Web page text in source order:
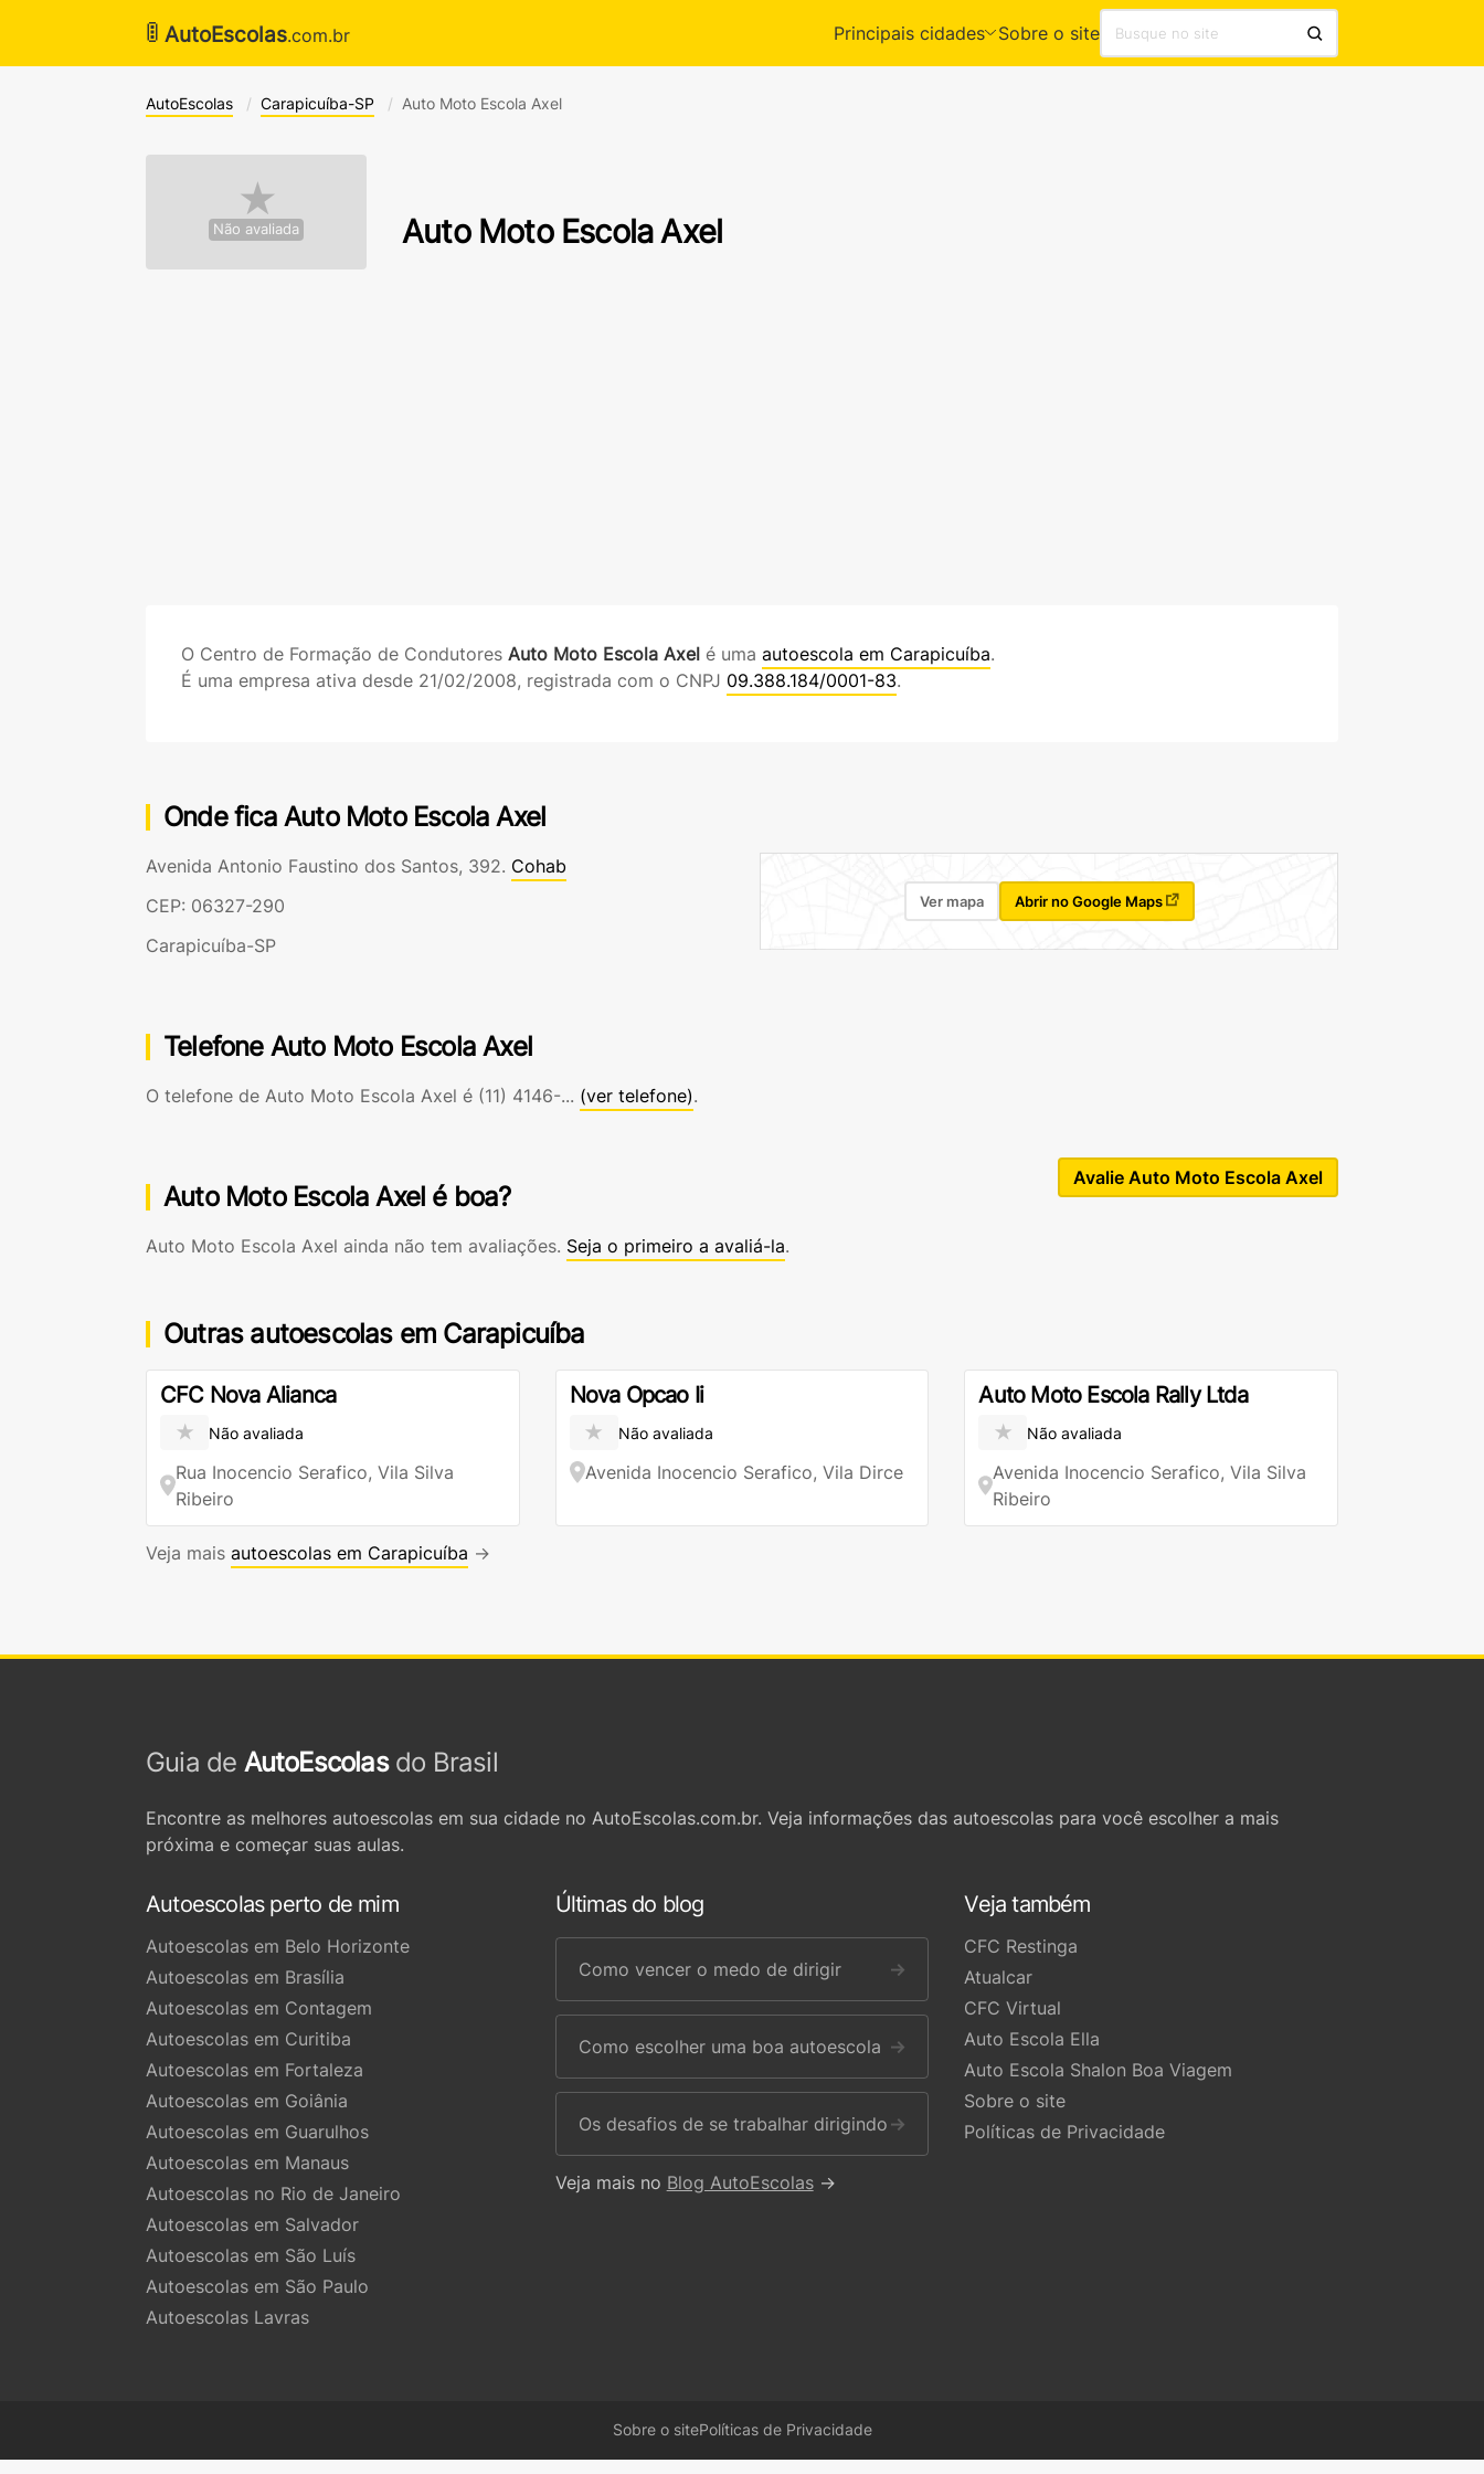
🚦 AutoEscolas.com.br Principais cidades Sobre o site
AutoEscolas Carapicuíba-SP Auto Moto Escola Axel
★
Não avaliada Auto Moto Escola Axel
O Centro de Formação de Condutores Auto Moto Escola Axel é uma autoescola em Carapicuíba.
É uma empresa ativa desde 21/02/2008, registrada com o CNPJ 09.388.184/0001-83.
Onde fica Auto Moto Escola Axel
Avenida Antonio Faustino dos Santos, 392. Cohab
CEP: 06327-290
Carapicuíba-SP
Ver mapa Abrir no Google Maps
Telefone Auto Moto Escola Axel
O telefone de Auto Moto Escola Axel é (11) 4146-... (ver telefone).
Auto Moto Escola Axel é boa?
Avalie Auto Moto Escola Axel
Auto Moto Escola Axel ainda não tem avaliações. Seja o primeiro a avaliá-la.
Outras autoescolas em Carapicuíba
CFC Nova Alianca
★ Não avaliada
Rua Inocencio Serafico, Vila Silva
Ribeiro
Nova Opcao Ii
★ Não avaliada
Avenida Inocencio Serafico, Vila Dirce
Auto Moto Escola Rally Ltda
★ Não avaliada
Avenida Inocencio Serafico, Vila Silva
Ribeiro
Veja mais autoescolas em Carapicuíba →
Guia de AutoEscolasdo Brasil
Encontre as melhores autoescolas em sua cidade no AutoEscolas.com.br. Veja informações das autoescolas para você escolher a mais
próxima e começar suas aulas.
Autoescolas perto de mim
Autoescolas em Belo Horizonte
Autoescolas em Brasília
Autoescolas em Contagem
Autoescolas em Curitiba
Autoescolas em Fortaleza
Autoescolas em Goiânia
Autoescolas em Guarulhos
Autoescolas em Manaus
Autoescolas no Rio de Janeiro
Autoescolas em Salvador
Autoescolas em São Luís
Autoescolas em São Paulo
Autoescolas Lavras
Últimas do blog
Como vencer o medo de dirigir →
Como escolher uma boa autoescola →
Os desafios de se trabalhar dirigindo →
Veja mais no Blog AutoEscolas→
Veja também
CFC Restinga
Atualcar
CFC Virtual
Auto Escola Ella
Auto Escola Shalon Boa Viagem
Sobre o site
Políticas de Privacidade
Sobre o sitePolíticas de Privacidade